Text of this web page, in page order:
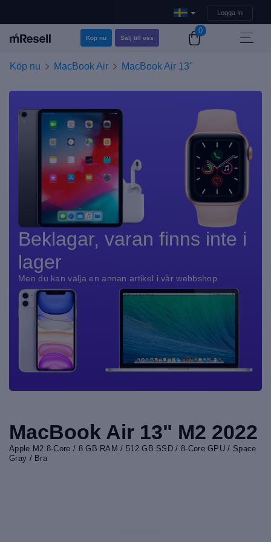
Logga In
Köp nu Sälj till oss
0
Köp nu MacBook Air MacBook Air 13"
Beklagar, varan finns inte i
lager
Men du kan välja en annan artikel i vår webbshop
MacBook Air 13" M2 2022
Apple M2 8-Core / 8 GB RAM / 512 GB SSD / 8-Core GPU / Space
Gray / Bra